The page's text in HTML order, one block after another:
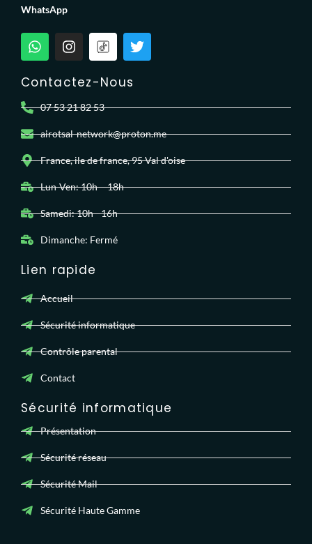
WhatsApp
Contactez-Nous
07 53 21 82 53
airotsal-network@proton.me
France, ile de france, 95 Val d'oise
Lun-Ven: 10h – 18h
Samedi: 10h– 16h
Dimanche: Fermé
Lien rapide
Accueil
Sécurité informatique
Contrôle parental
Contact
Sécurité informatique
Présentation
Sécurité réseau
Sécurité Mail
Sécurité Haute Gamme